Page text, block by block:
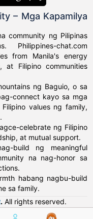
– Mga Kapamilya
community ng Pilipinas
chat.com
from Manila's energy
at Filipino communities
ng Baguio, o sa
connect kayo sa mga
values ng family,
celebrate ng Filipino
at mutual support.
build ng meaningful
na nag-honor sa
habang nagbu-build
sa family.
. All rights reserved.